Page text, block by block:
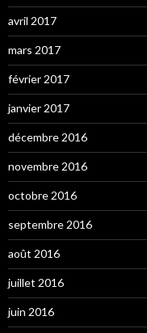
avril 2017
mars 2017
février 2017
janvier 2017
décembre 2016
novembre 2016
octobre 2016
septembre 2016
août 2016
juillet 2016
juin 2016